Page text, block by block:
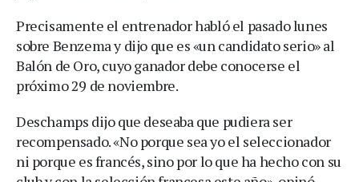
Precisamente el entrenador habló el pasado lunes
sobre Benzema y dijo que es «un candidato serio» al
Balón de Oro, cuyo ganador debe conocerse el
próximo 29 de noviembre.
Deschamps dijo que deseaba que pudiera ser
recompensado. «No porque sea yo el seleccionador
ni porque es francés, sino por lo que ha hecho con su